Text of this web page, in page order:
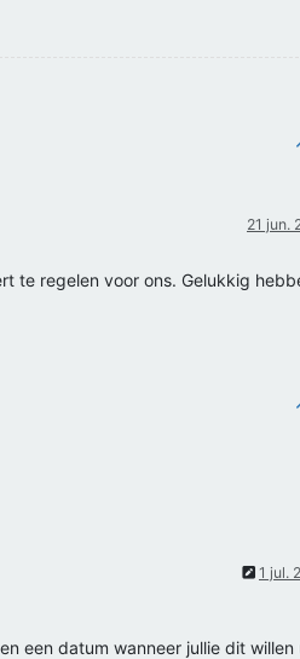
21 jun.
te regelen voor ons. Gelukkig
1 jul.
een datum wanneer jullie dit willen